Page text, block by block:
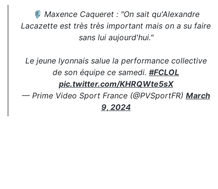
🎙️ Maxence Caqueret : "On sait qu'Alexandre
Lacazette est très très important mais on a su faire
sans lui aujourd'hui."
Le jeune lyonnais salue la performance collective
de son équipe ce samedi. #FCLOL
pic.twitter.com/KHRQWte5sX
— Prime Video Sport France (@PVSportFR) March
9, 2024